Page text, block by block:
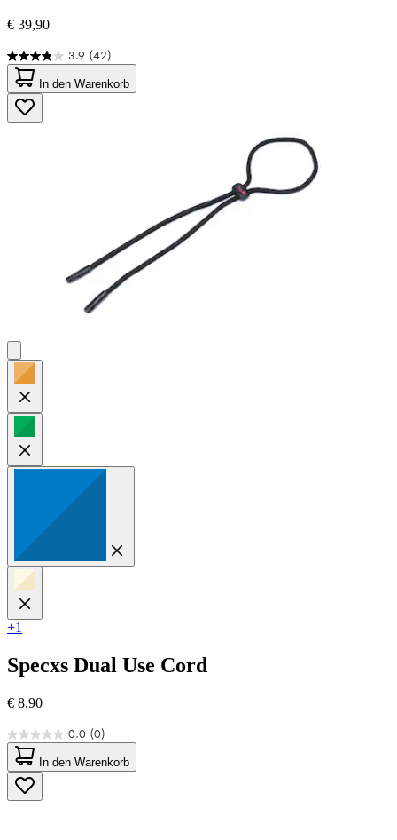
€ 39,90
3.9 (42)
3.9
von
5
Sternen.
42
In den Warenkorb
+1
Specxs Dual Use Cord
€ 8,90
0.0 (0)
0.0
von
5
Sternen.
In den Warenkorb